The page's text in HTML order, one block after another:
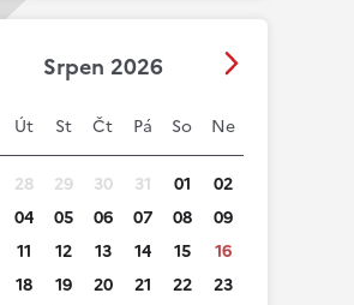
Srpen 2026
Út St Čt Pá So Ne
28 29 30 31 01
02
04 05 06 07 08
09
11 12 13 14 15
16
18 19 20 21 22
23